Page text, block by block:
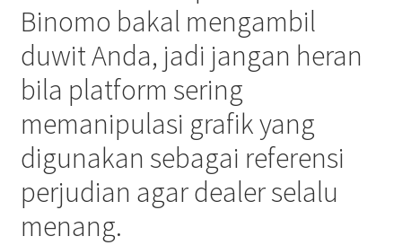
Binomo bakal mengambil
duwit Anda, jadi jangan heran
bila platform sering
memanipulasi grafik yang
digunakan sebagai referensi
perjudian agar dealer selalu
menang.